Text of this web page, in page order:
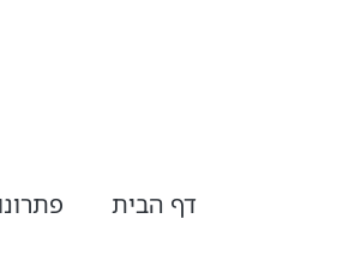
דף הבית